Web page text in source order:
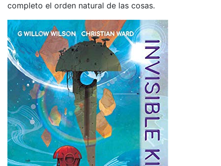
completo el orden natural de las cosas.